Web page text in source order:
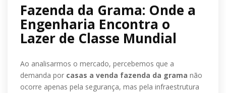
Fazenda da Grama: Onde a
Engenharia Encontra o
Lazer de Classe Mundial
Ao analisarmos o mercado, percebemos que a
demanda por casas a venda fazenda da grama não
ocorre apenas pela segurança, mas pela infraestrutura